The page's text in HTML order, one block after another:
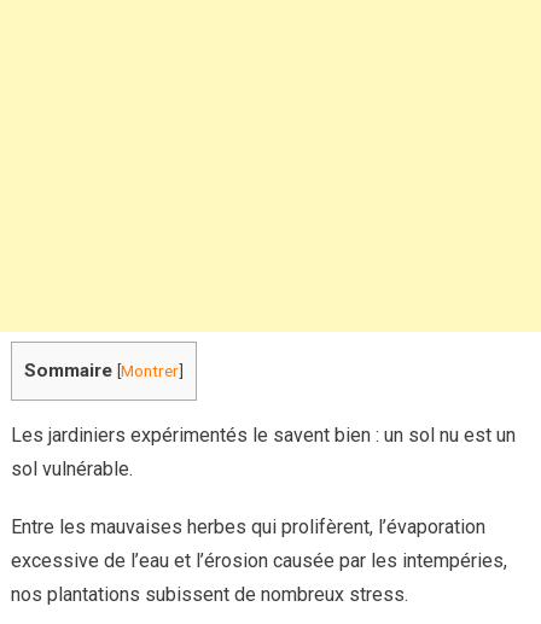
Sommaire [Montrer]
Les jardiniers expérimentés le savent bien : un sol nu est un
sol vulnérable.
Entre les mauvaises herbes qui prolifèrent, l’évaporation
excessive de l’eau et l’érosion causée par les intempéries,
nos plantations subissent de nombreux stress.